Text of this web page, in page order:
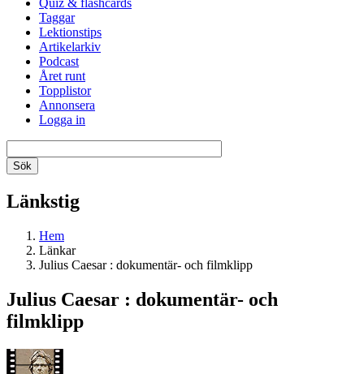
Quiz & flashcards
Taggar
Lektionstips
Artikelarkiv
Podcast
Året runt
Topplistor
Annonsera
Logga in
Länkstig
Hem
Länkar
Julius Caesar : dokumentär- och filmklipp
Julius Caesar : dokumentär- och
filmklipp